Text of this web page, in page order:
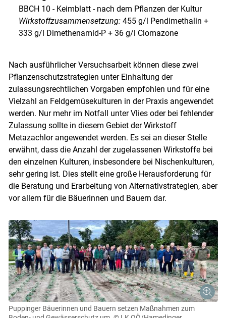
BBCH 10 - Keimblatt - nach dem Pflanzen der Kultur
Wirkstoffzusammensetzung: 455 g/l Pendimethalin +
333 g/l Dimethenamid-P + 36 g/l Clomazone
Nach ausführlicher Versuchsarbeit können diese zwei
Pflanzenschutzstrategien unter Einhaltung der
zulassungsrechtlichen Vorgaben empfohlen und für eine
Vielzahl an Feldgemüsekulturen in der Praxis angewendet
werden. Nur mehr im Notfall unter Vlies oder bei fehlender
Zulassung sollte in diesem Gebiet der Wirkstoff
Metazachlor angewendet werden. Es sei an dieser Stelle
erwähnt, dass die Anzahl der zugelassenen Wirkstoffe bei
den einzelnen Kulturen, insbesondere bei Nischenkulturen,
sehr gering ist. Dies stellt eine große Herausforderung für
die Beratung und Erarbeitung von Alternativstrategien, aber
vor allem für die Bäuerinnen und Bauern dar.
Puppinger Bäuerinnen und Bauern setzen Maßnahmen zum